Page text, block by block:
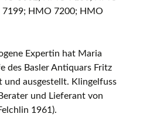
HMO 7200; HMO
Expertin hat Maria
des Basler Antiquars Fritz
ausgestellt. Klingelfuss
und Lieferant von
1961).